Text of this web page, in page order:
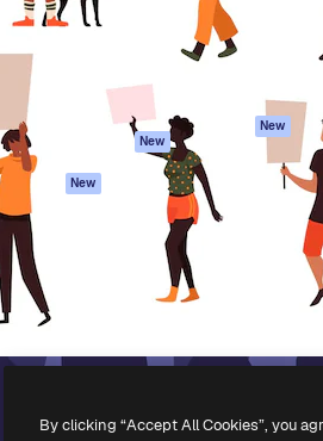
imagens
Texto para voz
Conteúdo de stock
MCP para
Claude/ChatGPT
New
Agentes New
API
App móvel
Todas as
ferramentas
Termos e
condições
privacidade
Originais
New
Política de
Central de
confiabilidade
Empresas
Todos os direitos reservados.
By clicking “Accept All Cookies”, you